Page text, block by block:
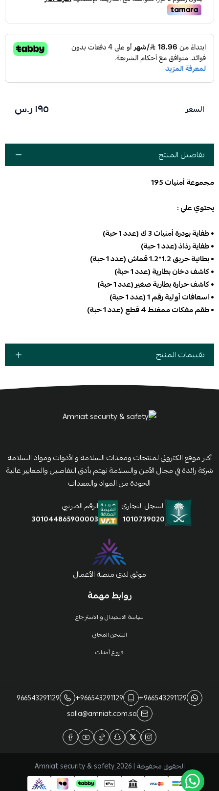
السعر ١٩٥ ر.س
تفاصيل المنتج
مجموعة أمنيات 195
يحتوي علي :
• طفاية بودرة أمنيات 3 ك (عدد 1 حبة)
• طفاية رذاذ (عدد 1 حبة)
• بطانية حريق 1.2*1.2 قماش (عدد 1 حبة)
• كاشف دخان بطارية (عدد 1 حبة)
• كاشف حرارة بطارية صغير (عدد 1 حبة)
• اسعافات أولية رقم 1 (عدد 1 حبة)
• طقم مفكات ممغنط 4 قطع
(عدد 1 حبة)
تقييمات المنتج
روابط مهمة
سياسة الاستبدال و الاسترجاع
الشحن المجاني
فروع أمنيات
أكبر موقع الكتروني لمنتجات ومعدات السلامة و لأدوات ومواد السلامة
شركة رائدة في مجال الأمن والسلامة نهتم بأدق التفاصيل والمعايير عالية
الجودة من المواد والمعدات
السجل التجاري
1010739020
الرقم الضريبي
301044865900003
موثق لدى منصة الأعمال
+966543291129
+966543291129
966543291129
salla@amniat.com.sa
الحقوق محفوظة | 2026 ِAmniat security & safety